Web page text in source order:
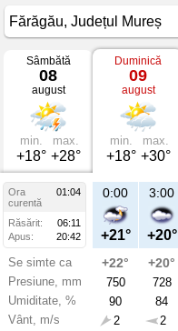
Vremea
Fărăgău
mâine
Județul
Mureș
Sâmbătă
08
august
min.
+18°
max.
+28°
Duminică
09
august
min.
+18°
max.
+30°
Ora
01:04
curentă
Răsărit:
06:11
Apus:
20:42
Se simte ca
Presiune, mm
Umiditate, %
Vânt, m/s
21:00
+24°
+25°
727
78
1
Du
aug
0:00
+21°
+22°
750
90
2
3:00
+20°
+20°
728
84
2